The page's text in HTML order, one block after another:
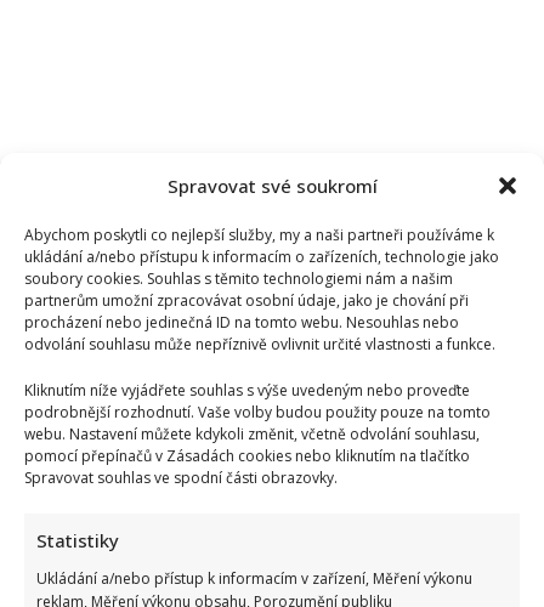
Spravovat své soukromí
Abychom poskytli co nejlepší služby, my a naši partneři používáme k
ukládání a/nebo přístupu k informacím o zařízeních, technologie jako
soubory cookies. Souhlas s těmito technologiemi nám a našim
partnerům umožní zpracovávat osobní údaje, jako je chování při
procházení nebo jedinečná ID na tomto webu. Nesouhlas nebo
odvolání souhlasu může nepříznivě ovlivnit určité vlastnosti a funkce.
Kliknutím níže vyjádřete souhlas s výše uvedeným nebo proveďte
podrobnější rozhodnutí. Vaše volby budou použity pouze na tomto
webu. Nastavení můžete kdykoli změnit, včetně odvolání souhlasu,
pomocí přepínačů v Zásadách cookies nebo kliknutím na tlačítko
Spravovat souhlas ve spodní části obrazovky.
Statistiky
Ukládání a/nebo přístup k informacím v zařízení, Měření výkonu
reklam, Měření výkonu obsahu, Porozumění publiku